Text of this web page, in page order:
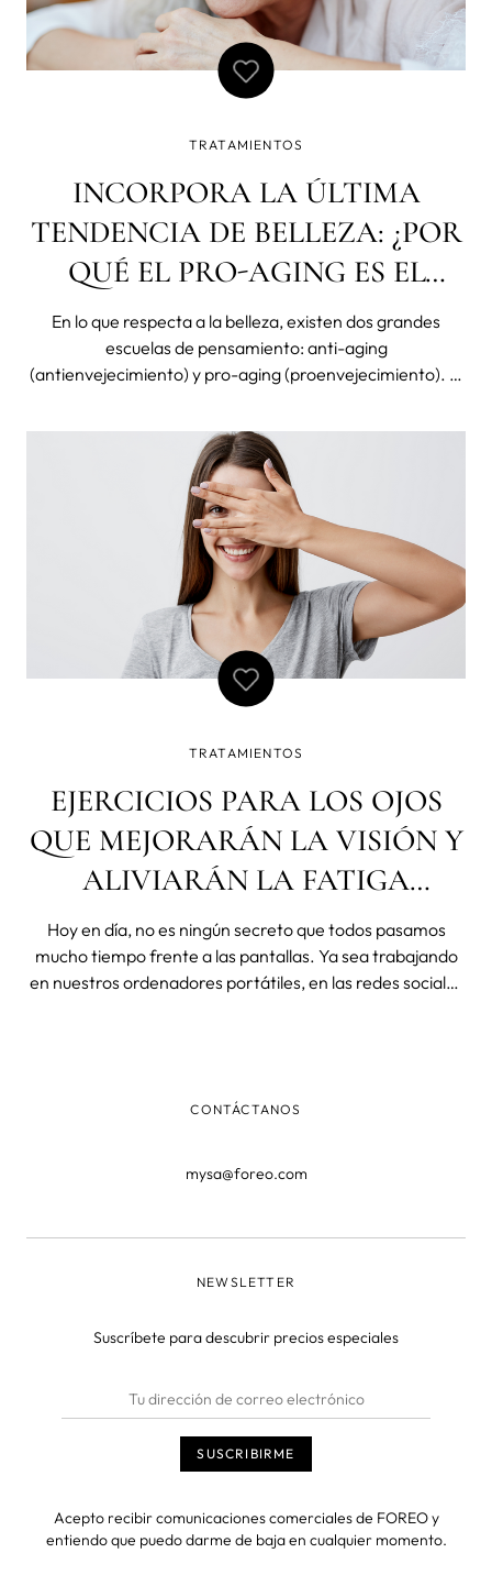
TRATAMIENTOS
INCORPORA LA ÚLTIMA
TENDENCIA DE BELLEZA: ¿POR
QUÉ EL PRO-AGING ES EL
NUEVO ANTI-AGING?
En lo que respecta a la belleza, existen dos grandes
escuelas de pensamiento: anti-aging
(antienvejecimiento) y pro-aging (proenvejecimiento). El
signos de la edad, mientras que la filosofía pro-aging
acepta el proceso natural de envejecimient
TRATAMIENTOS
EJERCICIOS PARA LOS OJOS
QUE MEJORARÁN LA VISIÓN Y
ALIVIARÁN LA FATIGA
VISUAL
Hoy en día, no es ningún secreto que todos pasamos
mucho tiempo frente a las pantallas. Ya sea trabajando
en nuestros ordenadores portátiles, en las redes sociales
CONTÁCTANOS
mysa@foreo.com
NEWSLETTER
Suscríbete para descubrir precios especiales
Acepto recibir comunicaciones comerciales de FOREO y
entiendo que puedo darme de baja en cualquier momento.